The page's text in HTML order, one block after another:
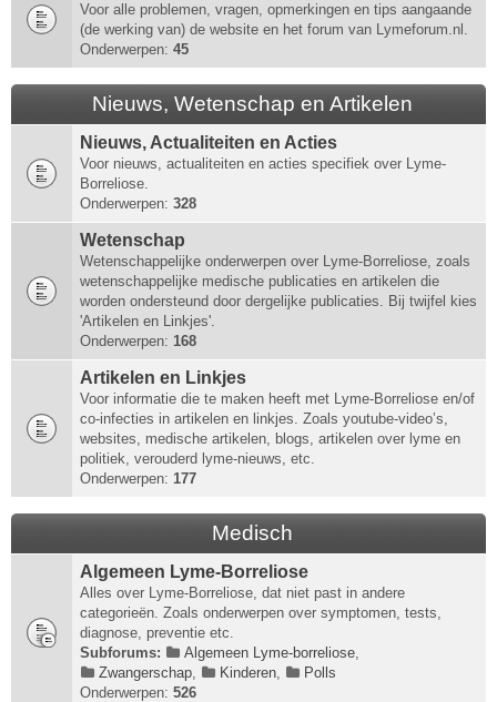
Voor alle problemen, vragen, opmerkingen en tips aangaande
(de werking van) de website en het forum van Lymeforum.nl.
Onderwerpen: 45
Nieuws, Wetenschap en Artikelen
Nieuws, Actualiteiten en Acties
Voor nieuws, actualiteiten en acties specifiek over Lyme-
Borreliose.
Onderwerpen: 328
Wetenschap
Wetenschappelijke onderwerpen over Lyme-Borreliose, zoals
wetenschappelijke medische publicaties en artikelen die
worden ondersteund door dergelijke publicaties. Bij twijfel kies
'Artikelen en Linkjes'.
Onderwerpen: 168
Artikelen en Linkjes
Voor informatie die te maken heeft met Lyme-Borreliose en/of
co-infecties in artikelen en linkjes. Zoals youtube-video’s,
websites, medische artikelen, blogs, artikelen over lyme en
politiek, verouderd lyme-nieuws, etc.
Onderwerpen: 177
Medisch
Algemeen Lyme-Borreliose
Alles over Lyme-Borreliose, dat niet past in andere
categorieën. Zoals onderwerpen over symptomen, tests,
diagnose, preventie etc.
Subforums:
Algemeen Lyme-borreliose,
Zwangerschap, Kinderen,
Polls
Onderwerpen: 526